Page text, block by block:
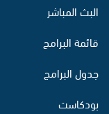
البث المباشر
قائمة البرامج
جدول البرامج
بودكاست